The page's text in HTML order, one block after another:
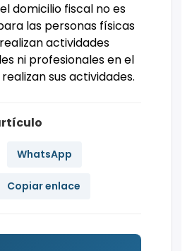
domicilio fiscal no es
las personas físicas
actividades
ni profesionales en el
sus actividades.
WhatsApp
Copiar enlace